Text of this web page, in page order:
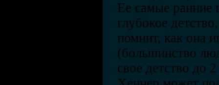
Ее самые ранние
глубокое
помнит, как она
(большинство
свое детство до